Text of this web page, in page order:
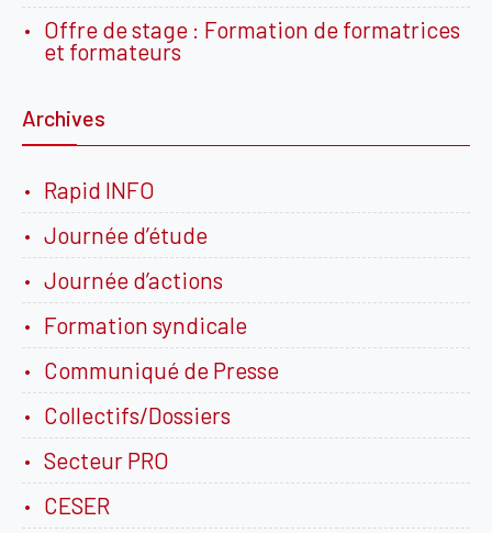
Offre de stage : Formation de formatrices
et formateurs
Archives
Rapid INFO
Journée d’étude
Journée d’actions
Formation syndicale
Communiqué de Presse
Collectifs/Dossiers
Secteur PRO
CESER